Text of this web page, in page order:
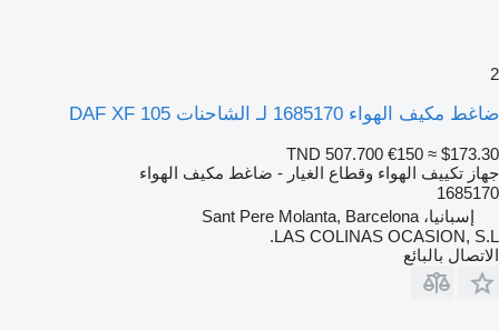
2
ضاغط مكيف الهواء 1685170 لـ الشاحنات DAF XF 105
TND 507.700 €150 ≈ $173.30
جهاز تكييف الهواء وقطاع الغيار - ضاغط مكيف الهواء
1685170
إسبانيا، Sant Pere Molanta, Barcelona
LAS COLINAS OCASION, S.L.
الاتصال بالبائع